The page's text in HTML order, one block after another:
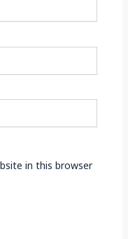
in this browser